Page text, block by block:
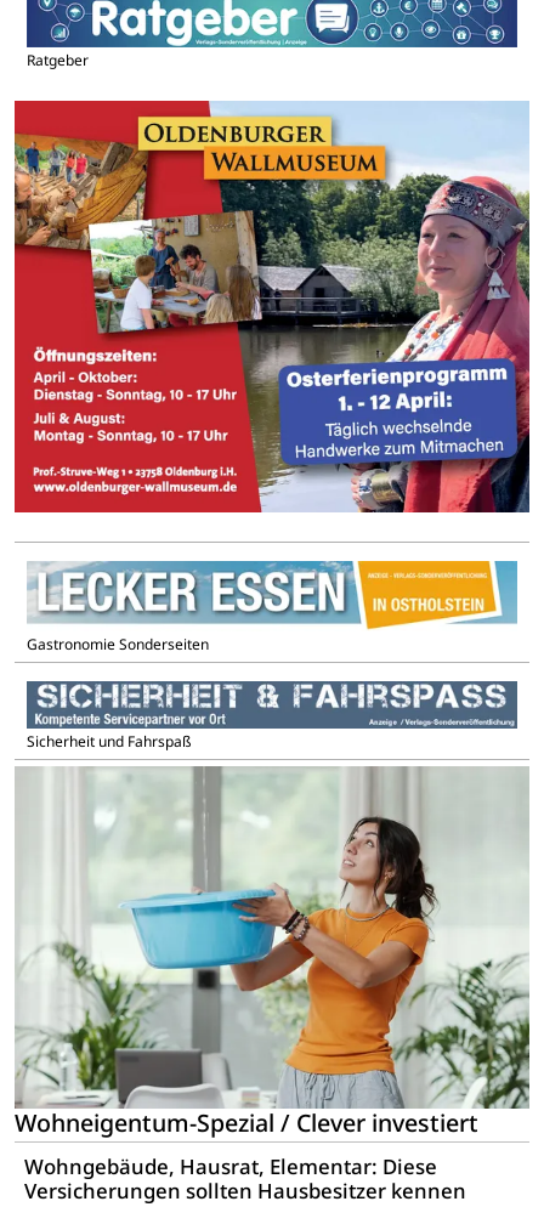
Ratgeber
Gastronomie Sonderseiten
Sicherheit und Fahrspaß
Wohneigentum-Spezial / Clever investiert
Wohngebäude, Hausrat, Elementar: Diese
Versicherungen sollten Hausbesitzer kennen